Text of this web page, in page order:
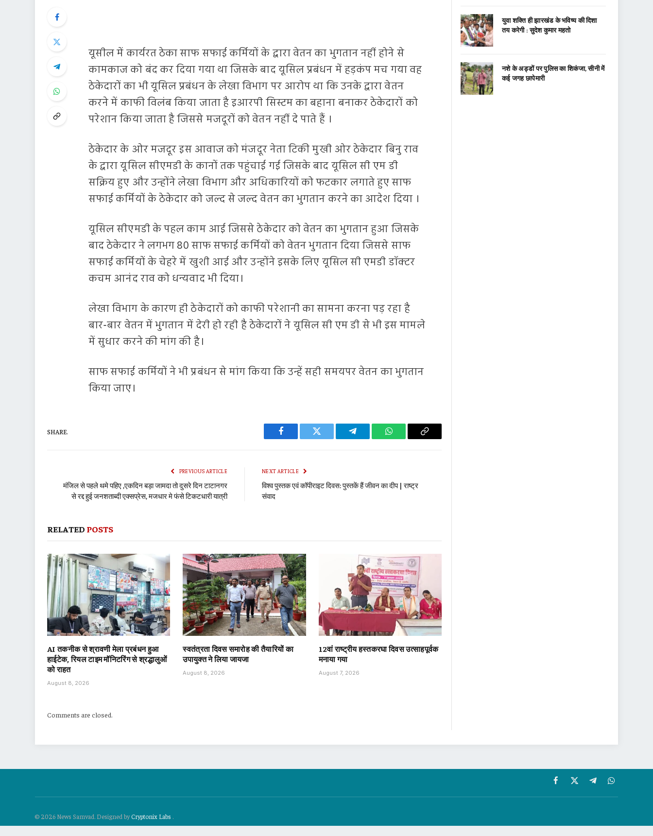
यूसील में कार्यरत ठेका साफ सफाई कर्मियों के द्वारा वेतन का भुगतान नहीं होने से
कामकाज को बंद कर दिया गया था जिसके बाद यूसिल प्रबंधन में हड़कंप मच गया वह
ठेकेदारों का भी यूसिल प्रबंधन के लेखा विभाग पर आरोप था कि उनके द्वारा वेतन
करने में काफी विलंब किया जाता है इआरपी सिस्टम का बहाना बनाकर ठेकेदारों को
परेशान किया जाता है जिससे मजदूरों को वेतन नहीं दे पाते हैं ।
ठेकेदार के ओर मजदूर इस आवाज को मंजदूर नेता टिकी मुखी ओर ठेकेदार बिनु राव
के द्वारा यूसिल सीएमडी के कानों तक पहुंचाई गई जिसके बाद यूसिल सी एम डी
सक्रिय हुए और उन्होंने लेखा विभाग और अधिकारियों को फटकार लगाते हुए साफ
सफाई कर्मियों के ठेकेदार को जल्द से जल्द वेतन का भुगतान करने का आदेश दिया ।
यूसिल सीएमडी के पहल काम आई जिससे ठेकेदार को वेतन का भुगतान हुआ जिसके
बाद ठेकेदार ने लगभग 80 साफ सफाई कर्मियों को वेतन भुगतान दिया जिससे साफ
सफाई कर्मियों के चेहरे में खुशी आई और उन्होंने इसके लिए यूसिल सी एमडी डॉक्टर
कचम आनंद राव को धन्यवाद भी दिया।
लेखा विभाग के कारण ही ठेकेदारों को काफी परेशानी का सामना करना पड़ रहा है
बार-बार वेतन में भुगतान में देरी हो रही है ठेकेदारों ने यूसिल सी एम डी से भी इस मामले
में सुधार करने की मांग की है।
साफ सफाई कर्मियों ने भी प्रबंधन से मांग किया कि उन्हें सही समयपर वेतन का भुगतान
किया जाए।
SHARE.
Facebook Twitter Telegram WhatsAppCopy
PREVIOUS ARTICLE
मंजिल से पहले थमे पहिए ,एकदिन बड़ा जामदा तो दुसरे दिन टाटानगर
से रद्द हुई जनशताब्दी एक्सप्रेस, मजधार मे फंसे टिकटधारी यात्री
NEXT ARTICLE
विश्व पुस्तक एवं कॉपीराइट दिवस: पुस्तकें हैं जीवन का दीप | राष्ट्र
संवाद
RELATED POSTS
AI तकनीक से श्रावणी मेला प्रबंधन हुआ
हाईटेक, रियल टाइम मॉनिटरिंग से श्रद्धालुओं
को राहत
August 8, 2026
स्वतंत्रता दिवस समारोह की तैयारियों का
उपायुक्त ने लिया जायजा
August 8, 2026
12वां राष्ट्रीय हस्तकरघा दिवस उत्साहपूर्वक
मनाया गया
August 7, 2026
Comments are closed.
युवा शक्ति ही झारखंड के भविष्य की दिशा
तय करेगी : सुदेश कुमार महतो
नशे के अड्डों पर पुलिस का शिकंजा, सीनी में
कई जगह छापेमारी
Facebook
X
(Twitter)
TelegramWhatsApp
© 2026 News Samvad. Designed byCryptonix Labs .